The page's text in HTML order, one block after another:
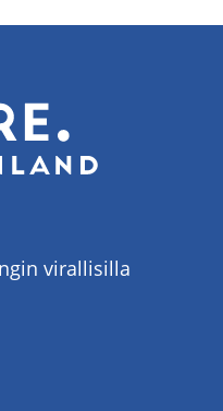
virallisilla